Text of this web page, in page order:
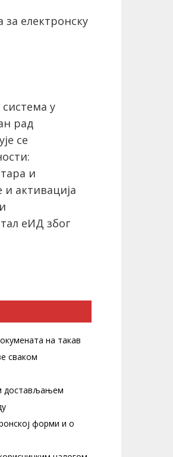
електронску
у
рад
се
и
активација
еИД због
на такав
сваком
достављањем
форми и о